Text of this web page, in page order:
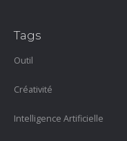
Tags
Outil
Créativité
Intelligence Artificielle